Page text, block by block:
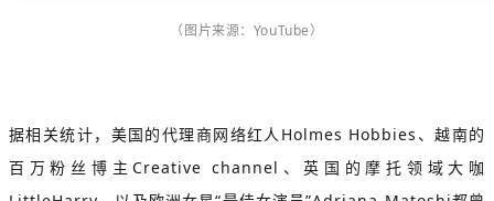
（图片来源：YouTube）
据相关统计，美国的代理商网络红人Holmes Hobbies、越南的
百万粉丝博主Creative channel、英国的摩托领域大咖